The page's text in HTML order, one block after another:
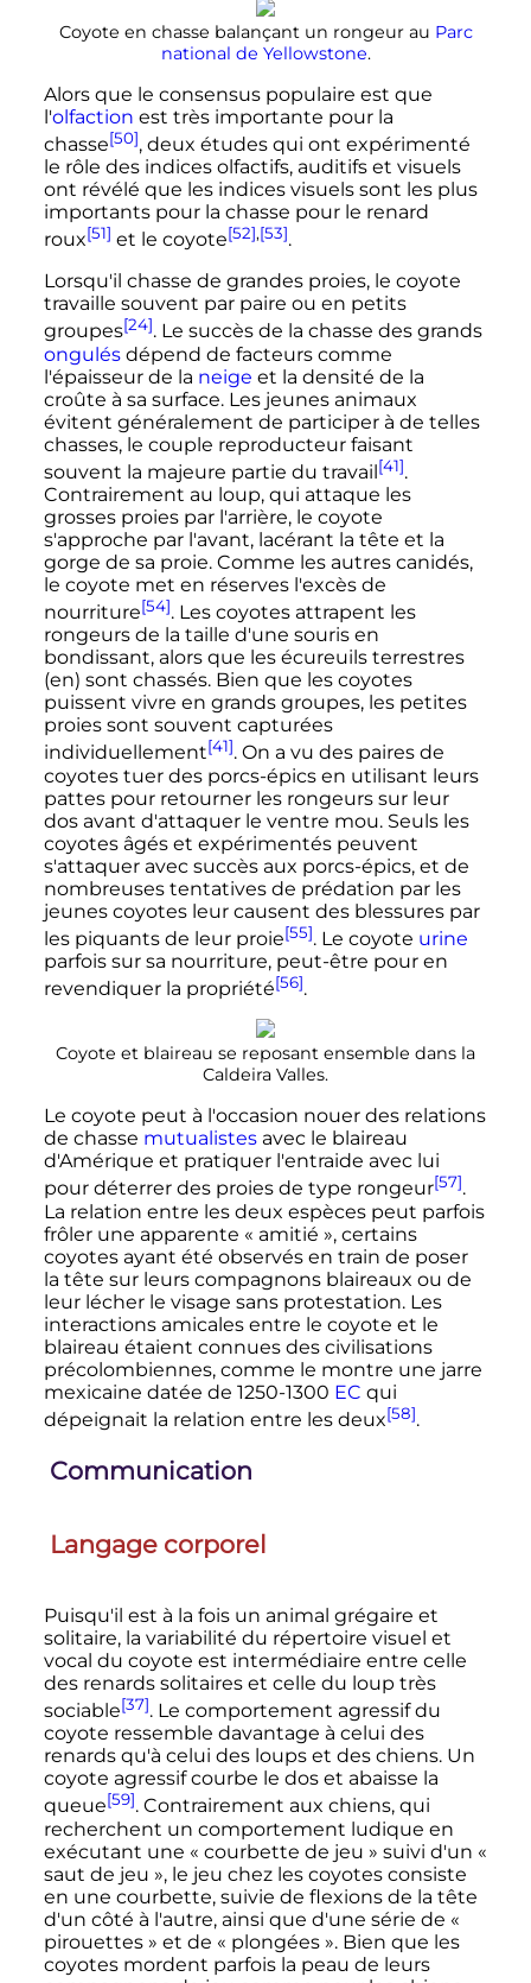
Coyote en chasse balançant un rongeur au Parc
national de Yellowstone.
Alors que le consensus populaire est que
l'olfaction est très importante pour la
chasse[50], deux études qui ont expérimenté
le rôle des indices olfactifs, auditifs et visuels
ont révélé que les indices visuels sont les plus
importants pour la chasse pour le renard
roux[51] et le coyote[52],[53].
Lorsqu'il chasse de grandes proies, le coyote
travaille souvent par paire ou en petits
groupes[24]. Le succès de la chasse des grands
ongulésdépend de facteurs comme
l'épaisseur de la neige et la densité de la
croûte à sa surface. Les jeunes animaux
évitent généralement de participer à de telles
chasses, le couple reproducteur faisant
souvent la majeure partie du travail[41].
Contrairement au loup, qui attaque les
grosses proies par l'arrière, le coyote
s'approche par l'avant, lacérant la tête et la
gorge de sa proie. Comme les autres canidés,
le coyote met en réserves l'excès de
nourriture[54]. Les coyotes attrapent les
rongeurs de la taille d'une souris en
bondissant, alors que les écureuils terrestres
(en) sont chassés. Bien que les coyotes
puissent vivre en grands groupes, les petites
proies sont souvent capturées
individuellement[41]. On a vu des paires de
coyotes tuer des porcs-épics en utilisant leurs
pattes pour retourner les rongeurs sur leur
dos avant d'attaquer le ventre mou. Seuls les
coyotes âgés et expérimentés peuvent
s'attaquer avec succès aux porcs-épics, et de
nombreuses tentatives de prédation par les
jeunes coyotes leur causent des blessures par
les piquants de leur proie[55]. Le coyote urine
parfois sur sa nourriture, peut-être pour en
revendiquer la propriété[56].
Coyote et blaireau se reposant ensemble dans la
Caldeira Valles.
Le coyote peut à l'occasion nouer des relations
de chasse mutualistesavec le blaireau
d'Amérique et pratiquer l'entraide avec lui
pour déterrer des proies de type rongeur[57].
La relation entre les deux espèces peut parfois
frôler une apparente « amitié », certains
coyotes ayant été observés en train de poser
la tête sur leurs compagnons blaireaux ou de
leur lécher le visage sans protestation. Les
interactions amicales entre le coyote et le
blaireau étaient connues des civilisations
précolombiennes, comme le montre une jarre
mexicaine datée de 1250-1300 EC qui
dépeignait la relation entre les deux[58].
Communication
Langage corporel
Puisqu'il est à la fois un animal grégaire et
solitaire, la variabilité du répertoire visuel et
vocal du coyote est intermédiaire entre celle
des renards solitaires et celle du loup très
sociable[37]. Le comportement agressif du
coyote ressemble davantage à celui des
renards qu'à celui des loups et des chiens. Un
coyote agressif courbe le dos et abaisse la
queue[59]. Contrairement aux chiens, qui
recherchent un comportement ludique en
exécutant une « courbette de jeu » suivi d'un «
saut de jeu », le jeu chez les coyotes consiste
en une courbette, suivie de flexions de la tête
d'un côté à l'autre, ainsi que d'une série de «
pirouettes » et de « plongées ». Bien que les
coyotes mordent parfois la peau de leurs